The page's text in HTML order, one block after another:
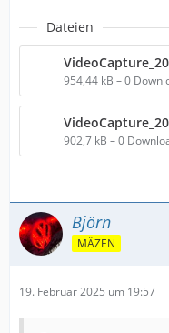
Dateien
954,44 kB – 0
902,7 kB – 0
Björn
MÄZEN
19. Februar 2025 um 19:57